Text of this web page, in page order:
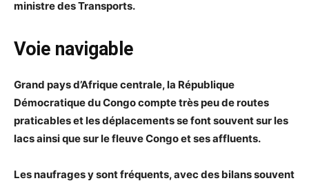
ministre des Transports.
Voie navigable
Grand pays d’Afrique centrale, la République
Démocratique du Congo compte très peu de routes
praticables et les déplacements se font souvent sur les
lacs ainsi que sur le fleuve Congo et ses affluents.
Les naufrages y sont fréquents, avec des bilans souvent